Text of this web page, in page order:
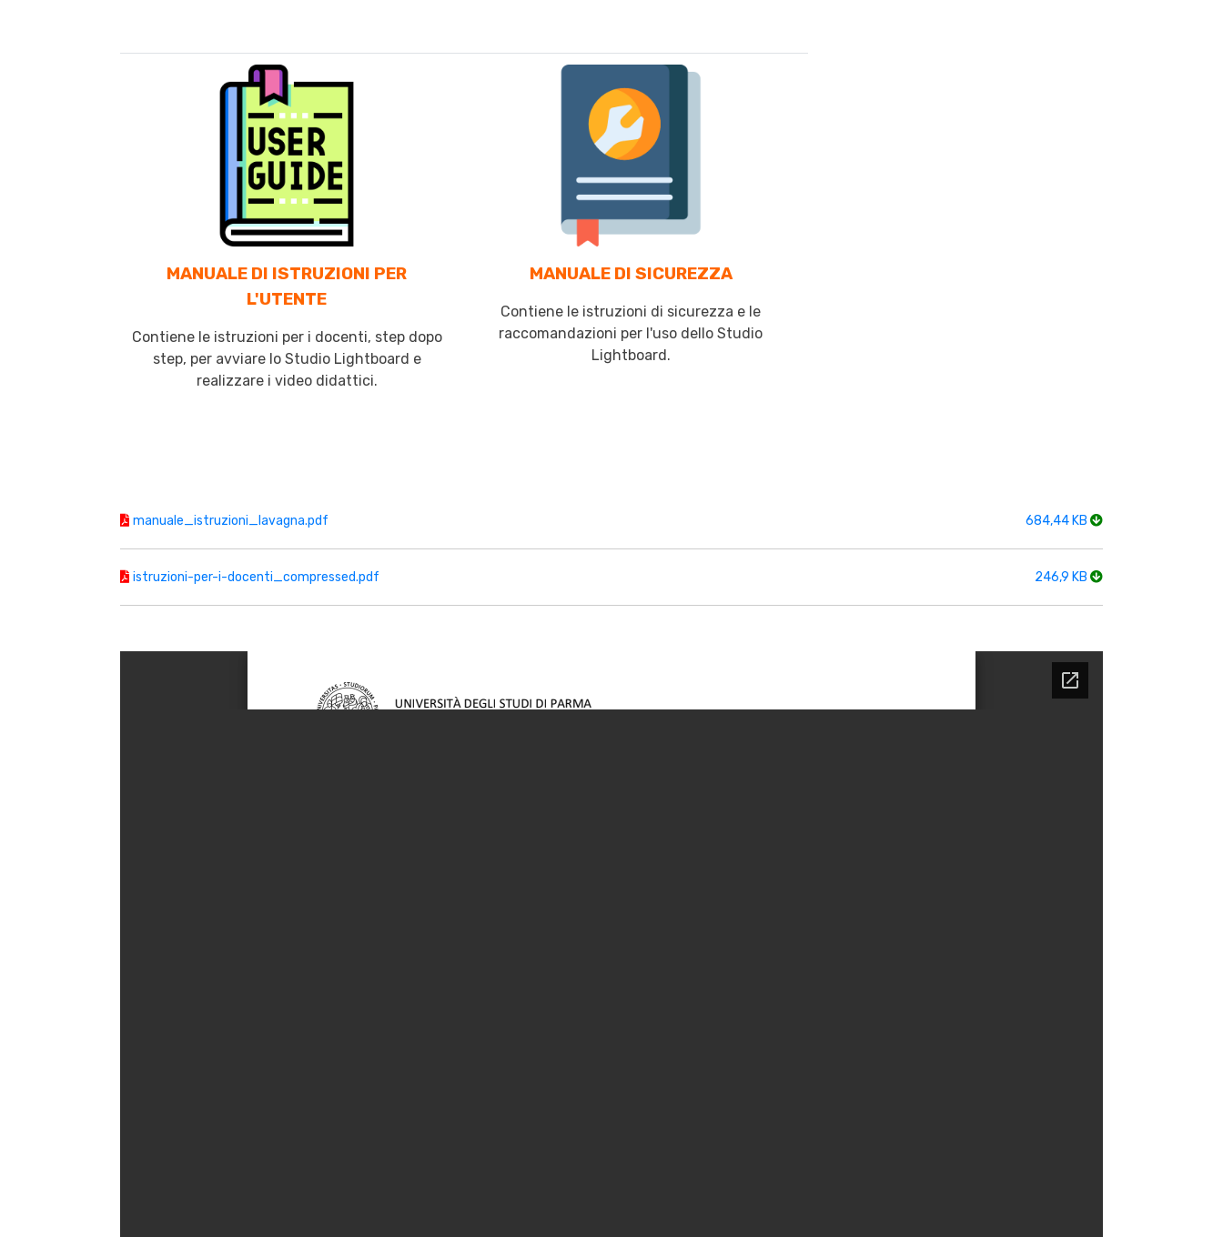
MANUALE DI ISTRUZIONI PER
L'UTENTE
Contiene le istruzioni per i docenti, step dopo
step, per avviare lo Studio Lightboard e
realizzare i video didattici.
MANUALE DI SICUREZZA
Contiene le istruzioni di sicurezza e le
raccomandazioni per l'uso dello Studio
Lightboard.
manuale_istruzioni_lavagna.pdf 684,44 KB
istruzioni-per-i-docenti_compressed.pdf 246,9 KB